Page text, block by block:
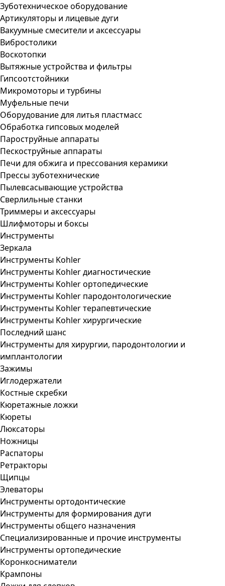
Зуботехническое оборудование
Артикуляторы и лицевые дуги
Вакуумные смесители и аксессуары
Вибростолики
Воскотопки
Вытяжные устройства и фильтры
Гипсоотстойники
Микромоторы и турбины
Муфельные печи
Оборудование для литья пластмасс
Обработка гипсовых моделей
Пароструйные аппараты
Пескоструйные аппараты
Печи для обжига и прессования керамики
Прессы зуботехнические
Пылевсасывающие устройства
Сверлильные станки
Триммеры и аксессуары
Шлифмоторы и боксы
Инструменты
Зеркала
Инструменты Kohler
Инструменты Kohler диагностические
Инструменты Kohler ортопедические
Инструменты Kohler пародонтологические
Инструменты Kohler терапевтические
Инструменты Kohler хирургические
Последний шанс
Инструменты для хирургии, пародонтологии и
имплантологии
Зажимы
Иглодержатели
Костные скребки
Кюретажные ложки
Кюреты
Люксаторы
Ножницы
Распаторы
Ретракторы
Щипцы
Элеваторы
Инструменты ортодонтические
Инструменты для формирования дуги
Инструменты общего назначения
Специализированные и прочие инструменты
Инструменты ортопедические
Коронкосниматели
Крампоны